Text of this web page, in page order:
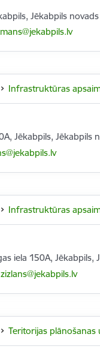
Jēkabpils novads
Infrastruktūras
Jēkabpils, Jēkabpils
Infrastruktūras
iela 150A, Jēkabpils,
Teritorijas